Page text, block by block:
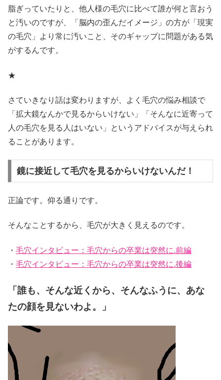
脂ぎっていたりと、他人様の毛穴に比べて誰が何と言おう
と汚いのですが、「脳内の歪んだイメージ」の方が「現実
の毛穴」より常に汚いこと、そのギャップに問題がある気
がするんです。
★
さていきなり話は変わりますが、よく毛穴の悩み相談で
「拡大鏡なんかで見るからいけない」「そんなに近寄って
人の毛穴を見る人はいない」というアドバイスが与えられ
ることがあります。
鏡に接近して毛穴を見るからいけないんだ！
正論です。仰る通りです。
そんなことするから、毛穴が大きく見えるのです。
・ 毛穴インタビュー：毛穴からの卒業は突然に.前編
・ 毛穴インタビュー：毛穴からの卒業は突然に.後編
「誰も、そんな近くから、そんなふうに、あな
たの顔を見ないわよ。」